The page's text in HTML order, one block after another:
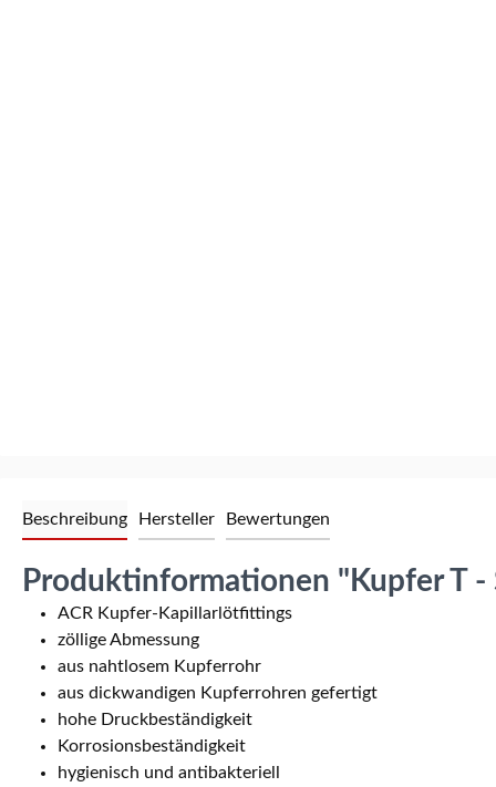
Beschreibung Hersteller Bewertungen
Produktinformationen "Kupfer T
ACR Kupfer-Kapillarlötfittings
zöllige Abmessung
aus nahtlosem Kupferrohr
aus dickwandigen Kupferrohren gefertigt
hohe Druckbeständigkeit
Korrosionsbeständigkeit
hygienisch und antibakteriell